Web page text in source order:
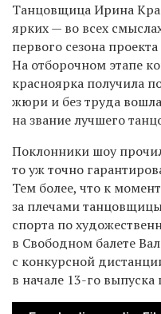
Танцовщица Ирина
ярких — во всех
первого сезона
На отборочном этапе
красноярка получила
жюри и без труда
на звание лучшего
Поклонники шоу
то уж точно
Тем более, что к
за плечами
спорта по
в Свободном балете
с конкурсной
в начале 13-го выпуска